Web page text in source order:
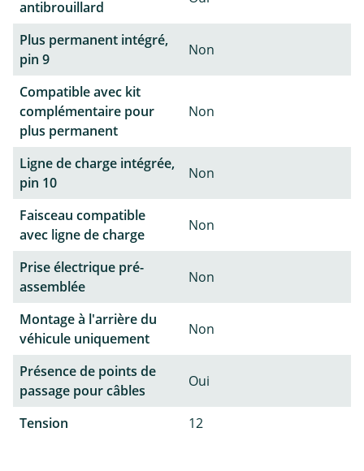
antibrouillard
Plus permanent intégré,
pin 9
Non
Compatible avec kit
complémentaire pour
plus permanent
Non
Ligne de charge intégrée,
pin 10
Non
Faisceau compatible
avec ligne de charge
Non
Prise électrique pré-
assemblée
Non
Montage à l'arrière du
véhicule uniquement
Non
Présence de points de
passage pour câbles
Oui
Tension 12